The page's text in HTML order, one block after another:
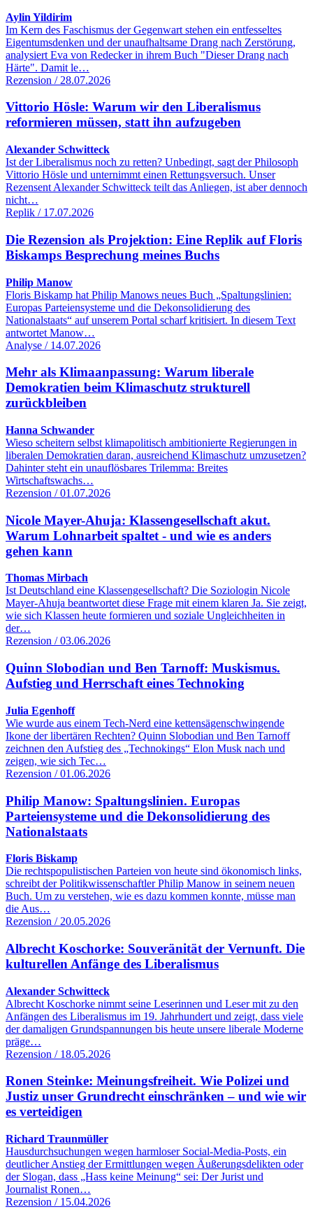
Aylin Yildirim
Im Kern des Faschismus der Gegenwart stehen ein entfesseltes
Eigentumsdenken und der unaufhaltsame Drang nach Zerstörung,
analysiert Eva von Redecker in ihrem Buch "Dieser Drang nach
Härte". Damit le…
Rezension / 28.07.2026
Vittorio Hösle: Warum wir den Liberalismus
reformieren müssen, statt ihn aufzugeben
Alexander Schwitteck
Ist der Liberalismus noch zu retten? Unbedingt, sagt der Philosoph
Vittorio Hösle und unternimmt einen Rettungsversuch. Unser
Rezensent Alexander Schwitteck teilt das Anliegen, ist aber dennoch
nicht…
Replik / 17.07.2026
Die Rezension als Projektion: Eine Replik auf Floris
Biskamps Besprechung meines Buchs
Philip Manow
Floris Biskamp hat Philip Manows neues Buch „Spaltungslinien:
Europas Parteiensysteme und die Dekonsolidierung des
Nationalstaats“ auf unserem Portal scharf kritisiert. In diesem Text
antwortet Manow…
Analyse / 14.07.2026
Mehr als Klimaanpassung: Warum liberale
Demokratien beim Klimaschutz strukturell
zurückbleiben
Hanna Schwander
Wieso scheitern selbst klimapolitisch ambitionierte Regierungen in
liberalen Demokratien daran, ausreichend Klimaschutz umzusetzen?
Dahinter steht ein unauflösbares Trilemma: Breites
Wirtschaftswachs…
Rezension / 01.07.2026
Nicole Mayer-Ahuja: Klassengesellschaft akut.
Warum Lohnarbeit spaltet - und wie es anders
gehen kann
Thomas Mirbach
Ist Deutschland eine Klassengesellschaft? Die Soziologin Nicole
Mayer-Ahuja beantwortet diese Frage mit einem klaren Ja. Sie zeigt,
wie sich Klassen heute formieren und soziale Ungleichheiten in
der…
Rezension / 03.06.2026
Quinn Slobodian und Ben Tarnoff: Muskismus.
Aufstieg und Herrschaft eines Technoking
Julia Egenhoff
Wie wurde aus einem Tech-Nerd eine kettensägenschwingende
Ikone der libertären Rechten? Quinn Slobodian und Ben Tarnoff
zeichnen den Aufstieg des „Technokings“ Elon Musk nach und
zeigen, wie sich Tec…
Rezension / 01.06.2026
Philip Manow: Spaltungslinien. Europas
Parteiensysteme und die Dekonsolidierung des
Nationalstaats
Floris Biskamp
Die rechtspopulistischen Parteien von heute sind ökonomisch links,
schreibt der Politikwissenschaftler Philip Manow in seinem neuen
Buch. Um zu verstehen, wie es dazu kommen konnte, müsse man
die Aus…
Rezension / 20.05.2026
Albrecht Koschorke: Souveränität der Vernunft. Die
kulturellen Anfänge des Liberalismus
Alexander Schwitteck
Albrecht Koschorke nimmt seine Leserinnen und Leser mit zu den
Anfängen des Liberalismus im 19. Jahrhundert und zeigt, dass viele
der damaligen Grundspannungen bis heute unsere liberale Moderne
präge…
Rezension / 18.05.2026
Ronen Steinke: Meinungsfreiheit. Wie Polizei und
Justiz unser Grundrecht einschränken – und wie wir
es verteidigen
Richard Traunmüller
Hausdurchsuchungen wegen harmloser Social-Media-Posts, ein
deutlicher Anstieg der Ermittlungen wegen Äußerungsdelikten oder
der Slogan, dass „Hass keine Meinung“ sei: Der Jurist und
Journalist Ronen…
Rezension / 15.04.2026